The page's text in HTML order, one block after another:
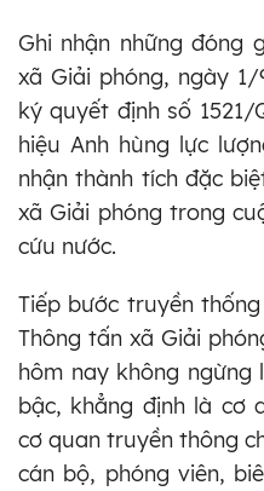
Ghi nhận những đóng
xã Giải phóng, ngày
ký quyết định số
hiệu Anh hùng lực
nhận thành tích đặc
xã Giải phóng trong
cứu nước.
Tiếp bước truyền
Thông tấn xã Giải
hôm nay không
bậc, khẳng định là cơ
cơ quan truyền thông
cán bộ, phóng viên,